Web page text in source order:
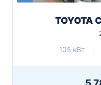
TOYOTA
105 кВт